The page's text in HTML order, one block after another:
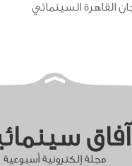
القاهرة السينمائي
آفاق
مجلة إلكترونية أسبوعية